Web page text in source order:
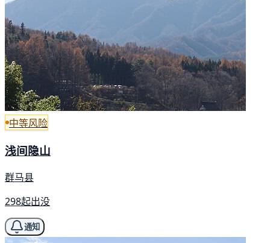
中等风险
浅间隐山
群马县
298起出没
通知